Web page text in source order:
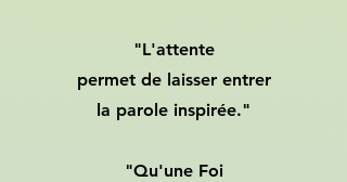
"L'attente
permet de laisser entrer
la parole inspirée."
"Qu'une Foi